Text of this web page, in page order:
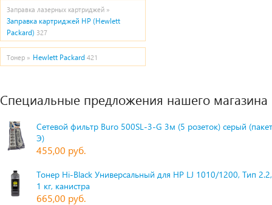
Заправка лазерных картриджей »
Заправка картриджей HP (Hewlett
Packard) 327
Тонер » Hewlett Packard 421
Специальные предложения нашего магазина
Сетевой фильтр Buro 500SL-3-G 3м (5 розеток) серый
Э)
455,00 руб.
Тонер Hi-Black Универсальный для HP LJ 1010/1200, Тип
1 кг, канистра
665,00 руб.